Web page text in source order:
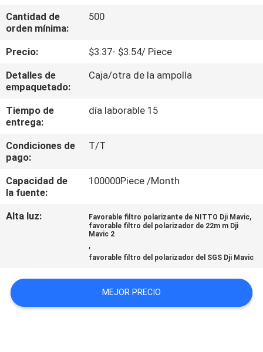
FÁBRICA
CONTROL
DE
CALIDAD
ÉNTRENOS
EN
CONTACTO
CON
CITA
MAPA
Cantidad de
orden mínima:
500
Precio:
$3.37- $3.54/ Piece
Detalles de
empaquetado:
Caja/otra de la ampolla
Tiempo de
entrega:
día laborable 15
Condiciones de
pago:
T/T
Capacidad de
la fuente:
100000Piece /Month
Alta luz: Favorable filtro polarizante de NITTO Dji Mavic,
favorable filtro del polarizador de 22m m Dji
Mavic 2
,
favorable filtro del polarizador del SGS Dji Mavic
MEJOR PRECIO